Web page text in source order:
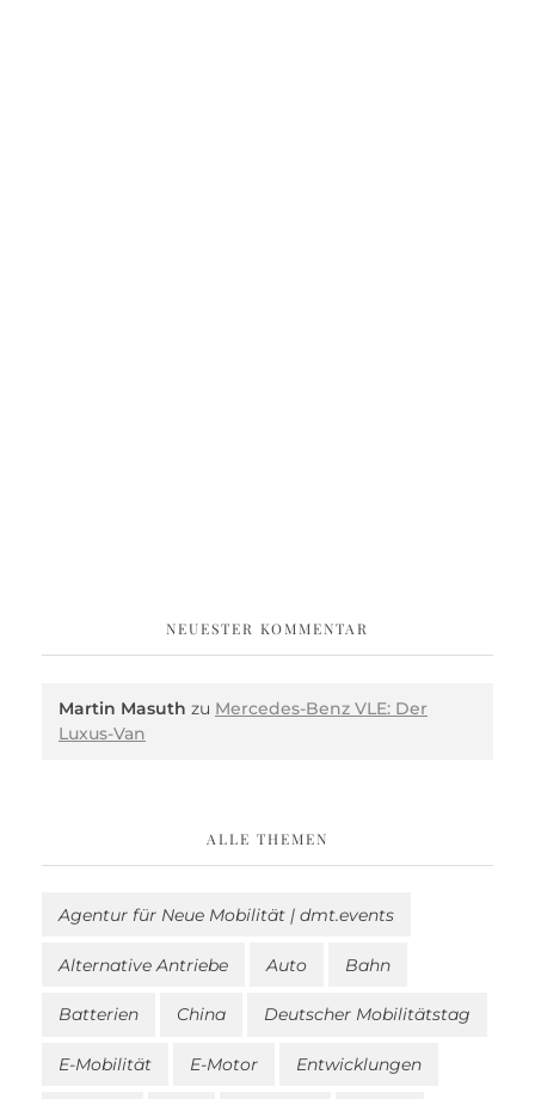
NEUESTER KOMMENTAR
Martin Masuth zu Mercedes-Benz VLE: Der
Luxus-Van
ALLE THEMEN
Agentur für Neue Mobilität | dmt.events
Alternative Antriebe Auto Bahn
Batterien China Deutscher Mobilitätstag
E-Mobilität E-Motor Entwicklungen